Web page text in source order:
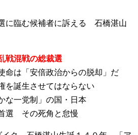
に臨む候補者に訴える 石橋湛山
戦混戦の総裁選
は「安倍政治からの脱却」だ
誕生させてはならない
一党制」の国・日本
その死角と怠慢